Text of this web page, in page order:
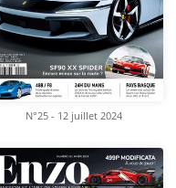
N°25 - 12 juillet 2024